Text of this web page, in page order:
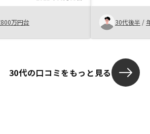
万円台
とは、今回の
ますので、買
30代後半 /
30代の口コミをもっと見る